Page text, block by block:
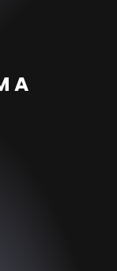
A